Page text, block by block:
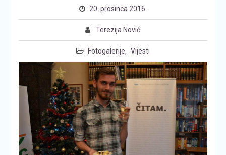
20. prosinca 2016.
Terezija Nović
Fotogalerije, Vijesti